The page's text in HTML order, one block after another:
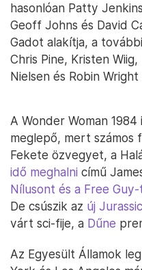
hasonlóan Patty
Geoff Johns és David
Gadot alakítja, a
Chris Pine, Kristen
Nielsen és Robin
A Wonder Woman
meglepő, mert számos
Fekete özvegyet, a
idő meghalni című
Nílusont és a Free
De csúszik az új
várt sci-fije, a Dűne
Az Egyesült Államok